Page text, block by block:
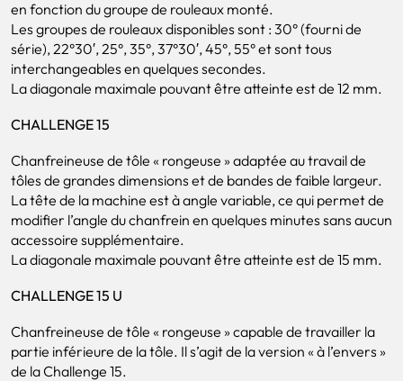
en fonction du groupe de rouleaux monté.
Les groupes de rouleaux disponibles sont : 30° (fourni de
série), 22°30′, 25°, 35°, 37°30′, 45°, 55° et sont tous
interchangeables en quelques secondes.
La diagonale maximale pouvant être atteinte est de 12 mm.
CHALLENGE 15
Chanfreineuse de tôle « rongeuse » adaptée au travail de
tôles de grandes dimensions et de bandes de faible largeur.
La tête de la machine est à angle variable, ce qui permet de
modifier l’angle du chanfrein en quelques minutes sans aucun
accessoire supplémentaire.
La diagonale maximale pouvant être atteinte est de 15 mm.
CHALLENGE 15 U
Chanfreineuse de tôle « rongeuse » capable de travailler la
partie inférieure de la tôle. Il s’agit de la version « à l’envers »
de la Challenge 15.